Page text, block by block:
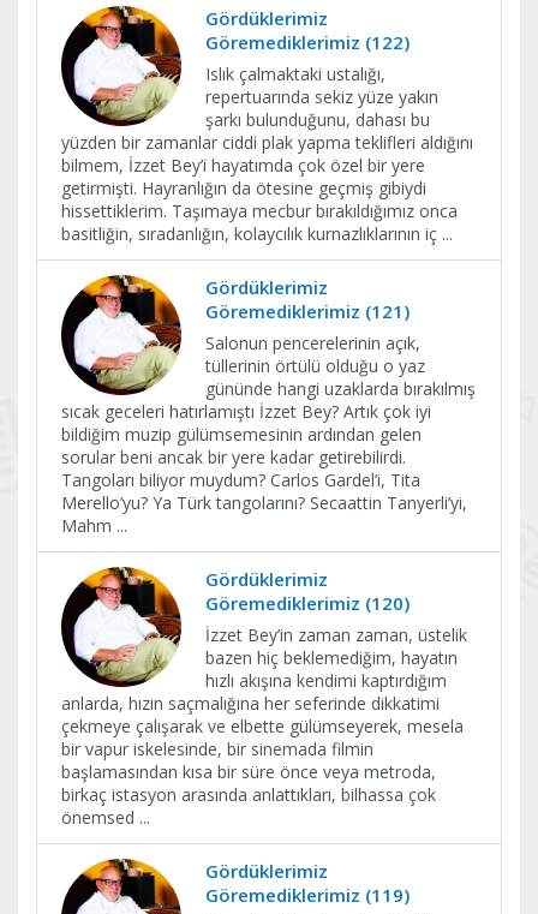
Gördüklerimiz
Göremediklerimiz (122)
Islık çalmaktaki ustalığı,
repertuarında sekiz yüze yakın
şarkı bulunduğunu, dahası bu
yüzden bir zamanlar ciddi plak yapma teklifleri aldığını
bilmem, İzzet Bey’i hayatımda çok özel bir yere
getirmişti. Hayranlığın da ötesine geçmiş gibiydi
hissettiklerim. Taşımaya mecbur bırakıldığımız onca
basitliğin, sıradanlığın, kolaycılık kurnazlıklarının iç ...
Gördüklerimiz
Göremediklerimiz (121)
Salonun pencerelerinin açık,
tüllerinin örtülü olduğu o yaz
gününde hangi uzaklarda bırakılmış
sıcak geceleri hatırlamıştı İzzet Bey? Artık çok iyi
bildiğim muzip gülümsemesinin ardından gelen
sorular beni ancak bir yere kadar getirebilirdi.
Tangoları biliyor muydum? Carlos Gardel’i, Tita
Merello’yu? Ya Türk tangolarını? Secaattin Tanyerli’yi,
Mahm ...
Gördüklerimiz
Göremediklerimiz (120)
İzzet Bey’in zaman zaman, üstelik
bazen hiç beklemediğim, hayatın
hızlı akışına kendimi kaptırdığım
anlarda, hızın saçmalığına her seferinde dikkatimi
çekmeye çalışarak ve elbette gülümseyerek, mesela
bir vapur iskelesinde, bir sinemada filmin
başlamasından kısa bir süre önce veya metroda,
birkaç istasyon arasında anlattıkları, bilhassa çok
önemsed ...
Gördüklerimiz
Göremediklerimiz (119)